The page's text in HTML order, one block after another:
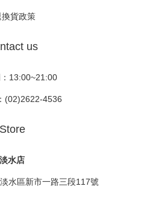
換貨政策
us
13:00~21:00
(02)2622-4536
Store
淡水店
水區新市一路三段117號